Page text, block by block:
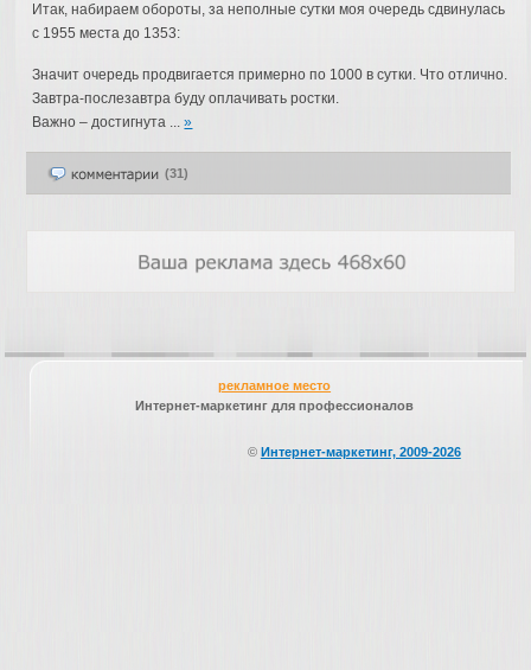
Итак, набираем обороты, за неполные сутки моя очередь сдвинулась
с 1955 места до 1353:
Значит очередь продвигается примерно по 1000 в сутки. Что отлично.
Завтра-послезавтра буду оплачивать ростки.
Важно – достигнута ...»
(31)
рекламное место
Интернет-маркетинг для профессионалов
© Интернет-маркетинг, 2009-2026